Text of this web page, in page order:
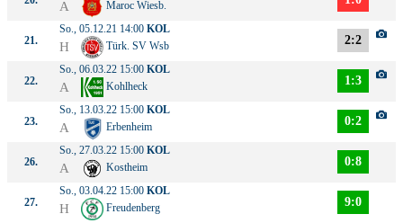
A Maroc Wiesb.
21.
So., 05.12.21 14:00 KOL
H Türk. SV Wsb 2:2
22.
So., 06.03.22 15:00 KOL
A Kohlheck 1:3
23.
So., 13.03.22 15:00 KOL
A Erbenheim 0:2
26.
So., 27.03.22 15:00 KOL
A Kostheim 0:8
27.
So., 03.04.22 15:00 KOL
H Freudenberg 9:0